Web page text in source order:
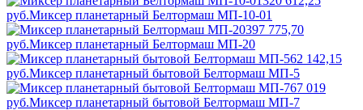
руб.Миксер планетарный Белтормаш МП-10-01
397 775,70
руб.Миксер планетарный Белтормаш МП-20
62 142,15
руб.Миксер планетарный бытовой Белтормаш МП-5
67 019
руб.Миксер планетарный бытовой Белтормаш МП-7